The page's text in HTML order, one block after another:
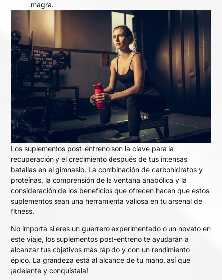
magra.
Los suplementos post-entreno son la clave para la
recuperación y el crecimiento después de tus intensas
batallas en el gimnasio. La combinación de carbohidratos y
proteínas, la comprensión de la ventana anabólica y la
consideración de los beneficios que ofrecen hacen que estos
suplementos sean una herramienta valiosa en tu arsenal de
fitness.
No importa si eres un guerrero experimentado o un novato en
este viaje, los suplementos post-entreno te ayudarán a
alcanzar tus objetivos más rápido y con un rendimiento
épico. La grandeza está al alcance de tu mano, así que
¡adelante y conquístala!